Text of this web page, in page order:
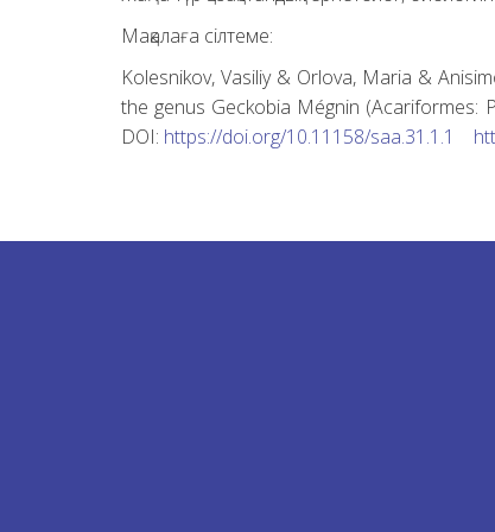
Мақалаға сілтеме:
Kolesnikov, Vasiliy & Orlova, Maria &
the genus Geckobia Mégnin (Acariformes:
DOI: https://doi.org/10.11158/saa.31.1.1